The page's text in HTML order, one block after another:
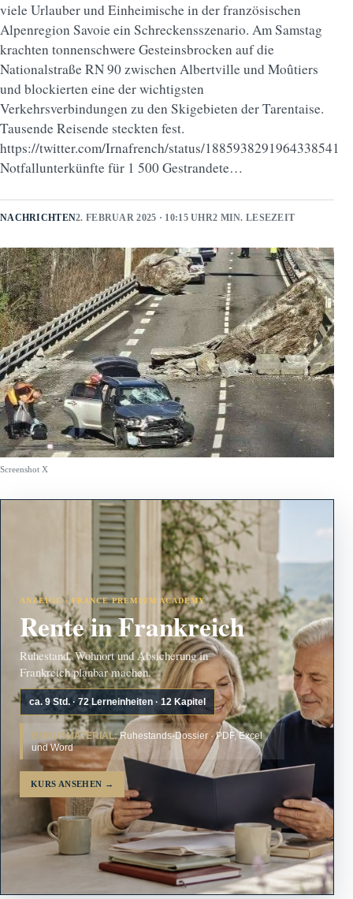
viele Urlauber und Einheimische in der französischen
Alpenregion Savoie ein Schreckensszenario. Am Samstag
krachten tonnenschwere Gesteinsbrocken auf die
Nationalstraße RN 90 zwischen Albertville und Moûtiers
und blockierten eine der wichtigsten
Verkehrsverbindungen zu den Skigebieten der Tarentaise.
Tausende Reisende steckten fest.
https://twitter.com/Irnafrench/status/1885938291964338541
Notfallunterkünfte für 1 500 Gestrandete…
NACHRICHTEN2. FEBRUAR 2025 · 10:15 UHR2 MIN. LESEZEIT
Screenshot X
ANZEIGE · FRANCE PREMIUM ACADEMY
Rente in Frankreich
Ruhestand, Wohnort und Absicherung in
Frankreich planbar machen.
ca. 9 Std. · 72 Lerneinheiten · 12 Kapitel
BONUSMATERIAL:Ruhestands-Dossier · PDF, Excel
und Word
KURS ANSEHEN →